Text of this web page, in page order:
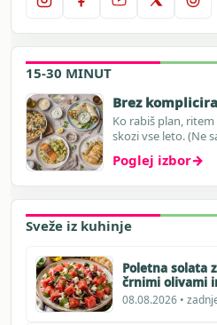
15-30 MINUT
Brez
Ko rabiš plan,
skozi vse leto. (Ne
Poglej izbor→
Sveže iz kuhinje
Poletna solata
črnimi olivami
08.08.2026 •